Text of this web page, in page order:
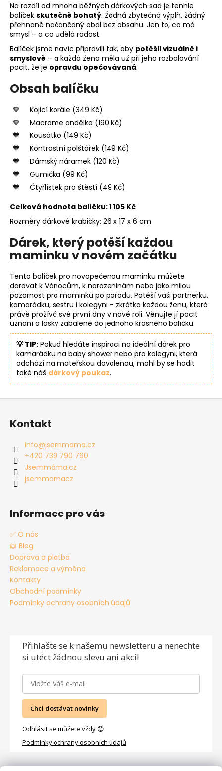
Na rozdíl od mnoha běžných dárkových sad je tenhle
balíček skutečně bohatý. Žádná zbytečná výplň, žádný
přehnaně načančaný obal bez obsahu. Jen to, co má
smysl – a co udělá radost.
Balíček jsme navíc připravili tak, aby potěšil vizuálně i
smyslově – a každá žena měla už při jeho rozbalování
pocit, že je opravdu opečovávaná.
Obsah balíčku
Kojicí korále (349 Kč)
Macrame andělka (190 Kč)
Kousátko (149 Kč)
Kontrastní polštářek (149 Kč)
Dámský náramek (120 Kč)
Gumička (99 Kč)
Čtyřlístek pro štěstí (49 Kč)
Celková hodnota balíčku: 1 105 Kč
Rozměry dárkové krabičky: 26 x 17 x 6 cm
Dárek, který potěší každou
maminku v novém začátku
Tento balíček pro novopečenou maminku můžete
darovat k Vánocům, k narozeninám nebo jako milou
pozornost pro maminku po porodu. Potěší vaši partnerku,
kamarádku, sestru i kolegyni – zkrátka každou ženu, která
právě prožívá své první dny v nové roli. Věnujte jí pocit
uznání a lásky zabalené do jednoho krásného balíčku.
💡 TIP: Pokud hledáte inspiraci na ideální dárek pro
kamarádku na baby shower nebo pro kolegyni, která
odchází na mateřskou dovolenou, mohl by se hodit
také náš dárkový poukaz.
Z
Kontakt
info@jsemmama.cz
+420 739 790 790
Jsemmáma.cz
jsemmamacz
Informace pro vás
✅ O nás
📖 Blog
Doprava a platba
Reklamace a výměna
Kontakty
Obchodní podmínky
Podmínky ochrany osobních údajů
Přihlašte se k našemu newsletteru a nenechte
si utéct žádnou slevu ani akci!
Chci dostávat novinky
Odhlásit se můžete vždy 😊
Podmínky ochrany osobních údajů